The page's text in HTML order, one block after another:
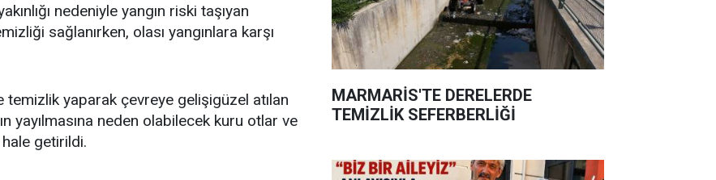
nedeniyle yangın riski taşıyan
sağlanırken, olası yangınlara karşı
yaparak çevreye gelişigüzel atılan
yayılmasına neden olabilecek kuru otlar ve
getirildi.
MARMARİS'TE DERELERDE
TEMİZLİK SEFERBERLİĞİ